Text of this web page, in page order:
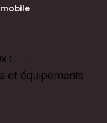
:
et équipements